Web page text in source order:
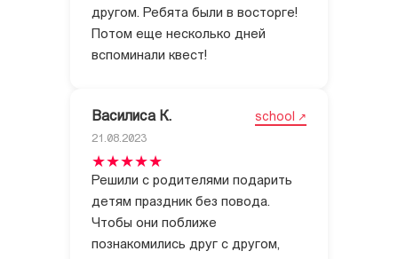
другом. Ребята были в восторге!
Потом еще несколько дней
вспоминали квест!
Василиса К. school
21.08.2023
Решили с родителями подарить
детям праздник без повода.
Чтобы они поближе
познакомились друг с другом,